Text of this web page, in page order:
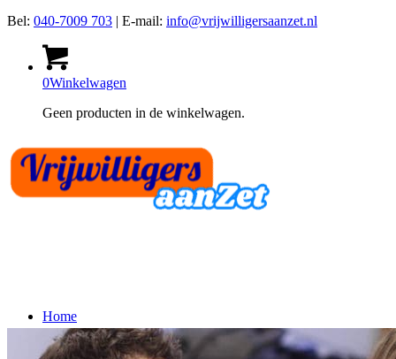
Bel: 040-7009 703 | E-mail: info@vrijwilligersaanzet.nl
0Winkelwagen
Geen producten in de winkelwagen.
Home